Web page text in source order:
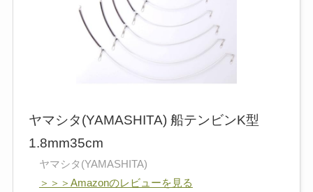
ヤマシタ(YAMASHITA) 船テンビンK型
1.8mm35cm
ヤマシタ(YAMASHITA)
＞＞＞Amazonのレビューを見る